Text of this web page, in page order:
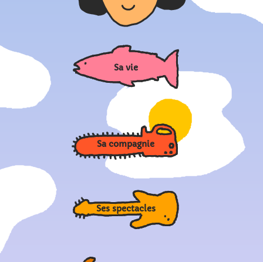
Sa vie
Sa compagnie
Ses spectacles